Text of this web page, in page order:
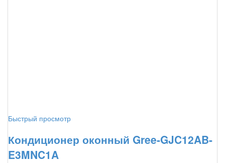
Быстрый просмотр
Кондиционер оконный Gree-GJC12AB-
E3MNC1A